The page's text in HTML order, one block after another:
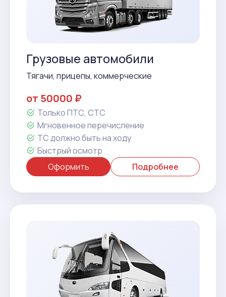
Грузовые автомобили
Тягачи, прицепы, коммерческие
от 50000 ₽
Только ПТС, СТС
Мгновенное перечисление
ТС должно быть на ходу
Быстрый осмотр
Оформить
Подробнее